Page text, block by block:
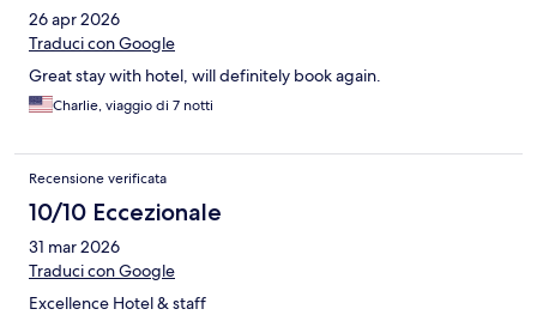
26 apr 2026
Traduci con Google
Great stay with hotel, will definitely book again.
Charlie, viaggio di 7 notti
Recensione verificata
10/10 Eccezionale
31 mar 2026
Traduci con Google
Excellence Hotel & staff